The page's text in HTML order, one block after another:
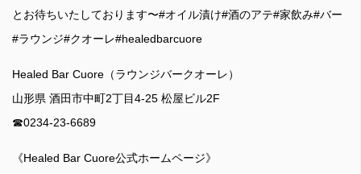
とお待ちいたしております〜#オイル漬け#酒のアテ#家飲み#バー
#ラウンジ#クオーレ#healedbarcuore
Healed Bar Cuore（ラウンジバークオーレ）
山形県 酒田市中町2丁目4-25 松屋ビル2F
☎︎0234-23-6689
《Healed Bar Cuore公式ホームページ》